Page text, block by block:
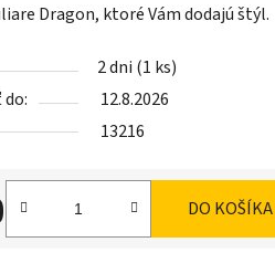
Dragon, ktoré Vám dodajú štýl.
2 dni (1 ks)
12.8.2026
13216
DO KOŠÍKA